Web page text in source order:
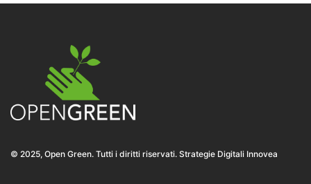
© 2025, Open Green. Tutti i diritti riservati. Strategie Digitali Innovea